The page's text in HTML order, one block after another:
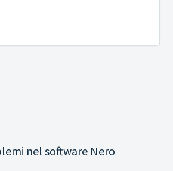
nel software Nero